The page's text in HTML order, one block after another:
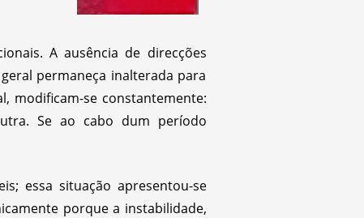
A ausência de direcções
permaneça inalterada para
modificam-se constantemente:
Se ao cabo dum período
essa situação apresentou-se
porque a instabilidade,